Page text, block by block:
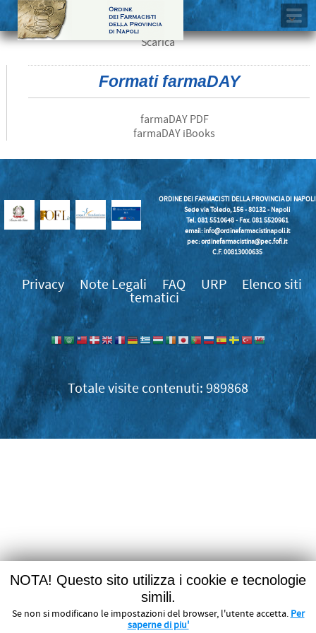
Scarica
Formati farmaDAY
farmaDAY PDF
farmaDAY iBooks
ORDINE DEI FARMACISTI DELLA PROVINCIA DI NAPOLI
Sede via Toledo, 156 - 80132 - Napoli
Tel. 081 5510648 - Fax. 081 5520961
email:info@ordinefarmacistinapoli.it
pec: ordinefarmacistina@pec.fofi.it
C.F. 00813000635
Privacy Note Legali FAQ URP
Elenco siti
tematici
989868
NOTA! Questo sito utilizza i cookie e tecnologie
simili.
Se non si modificano le impostazioni del browser, l'utente accetta. Per
saperne di piu'